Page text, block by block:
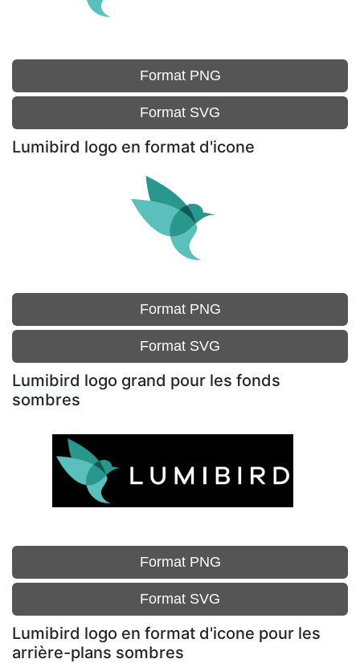
Format PNG
Format SVG
Lumibird logo en format d'icone
Format PNG
Format SVG
Lumibird logo grand pour les fonds
sombres
Format PNG
Format SVG
Lumibird logo en format d'icone pour les
arrière-plans sombres